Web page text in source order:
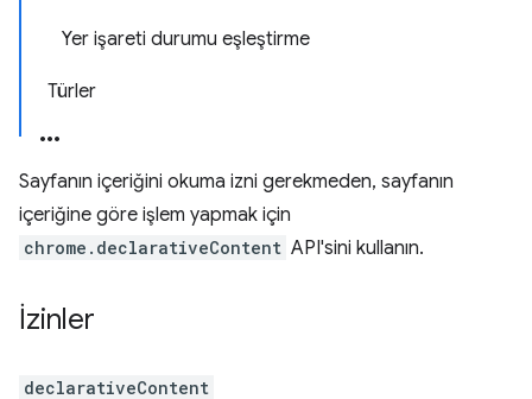
Yer işareti durumu eşleştirme
Türler
Sayfanın içeriğini okuma izni gerekmeden, sayfanın
içeriğine göre işlem yapmak için
chrome.declarativeContent API'sini kullanın.
İzinler
declarativeContent